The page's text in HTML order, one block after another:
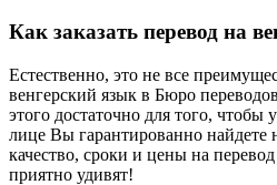
Как заказать перевод на
Естественно, это не все
венгерский язык в Бюро
этого достаточно для того, чтобы
лице Вы гарантированно найдете
качество, сроки и цены на
приятно удивят!